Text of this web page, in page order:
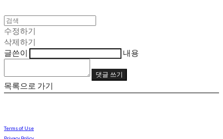
수정하기
삭제하기
글쓴이
내용
댓글 쓰기
목록으로 가기
Terms of Use